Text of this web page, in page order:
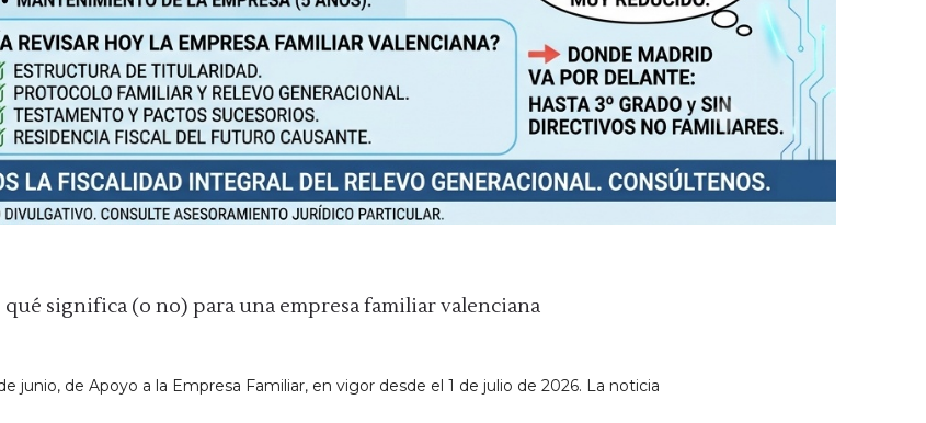
significa (o no) para una empresa familiar valenciana
junio, de Apoyo a la Empresa Familiar, en vigor desde el 1 de julio de 2026. La noticia